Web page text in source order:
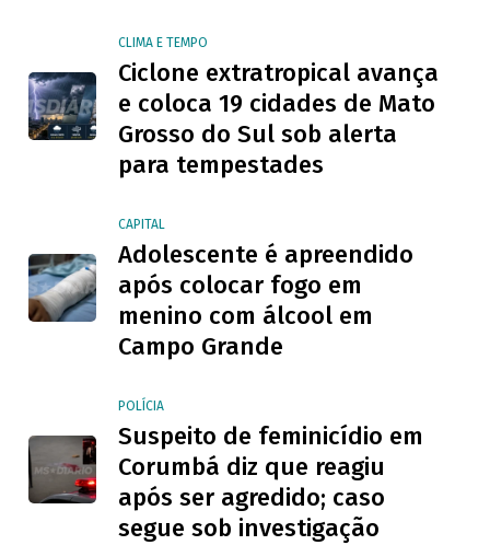
CLIMA E TEMPO
Ciclone extratropical avança
e coloca 19 cidades de Mato
Grosso do Sul sob alerta
para tempestades
CAPITAL
Adolescente é apreendido
após colocar fogo em
menino com álcool em
Campo Grande
POLÍCIA
Suspeito de feminicídio em
Corumbá diz que reagiu
após ser agredido; caso
segue sob investigação